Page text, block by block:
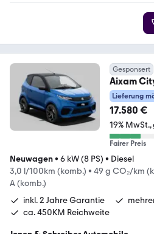
Gesponsert
Aixam
Sofort
Lieferung
17.580 €
19% MwSt.
Fairer Preis
Neuwagen• 6 kW (8 PS) • Diesel
3,0 l/100km (komb.) • 49 g CO₂/km
A (komb.)
inkl. 2 Jahre Garantie
ca. 450KM Reichweite